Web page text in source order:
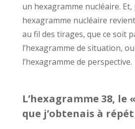
un hexagramme nucléaire.
hexagramme nucléaire
au fil des tirages, que ce soit
l’hexagramme de situation,
l’hexagramme de perspective.
L’hexagramme 38, le
que j’obtenais à